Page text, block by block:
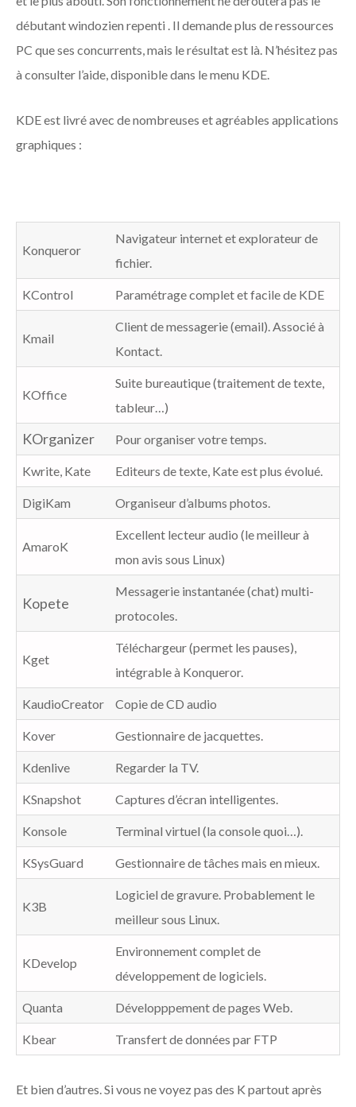
débutant windozien repenti . Il demande plus de ressources
PC que ses concurrents, mais le résultat est là. N’hésitez pas
à consulter l’aide, disponible dans le menu KDE.
KDE est livré avec de nombreuses et agréables applications
graphiques :
Konqueror
Navigateur internet et explorateur de
fichier.
KControl Paramétrage complet et facile de KDE
Kmail
Client de messagerie (email).Associé à
Kontact.
KOffice
Suite bureautique (traitement de texte,
tableur…)
KOrganizer Pour organiser votre temps.
Kwrite, Kate Editeurs de texte, Kate est plus évolué.
DigiKam Organiseur d’albums photos.
AmaroK
Excellent lecteur audio (le meilleur à
mon avis sous Linux)
Kopete
Messagerie instantanée (chat) multi-
protocoles.
Kget
Téléchargeur (permet les pauses),
intégrable à Konqueror.
KaudioCreator Copie de CD audio
Kover Gestionnaire de jacquettes.
Kdenlive Regarder la TV.
KSnapshot Captures d’écran intelligentes.
Konsole Terminal virtuel (la console quoi…).
KSysGuard Gestionnaire de tâches mais en mieux.
K3B
Logiciel de gravure. Probablement le
meilleursous Linux.
KDevelop
Environnement complet de
développement de logiciels.
Quanta Développpement de pages Web.
Kbear Transfert de données par FTP
Et bien d’autres. Si vous ne voyez pas des K partout après